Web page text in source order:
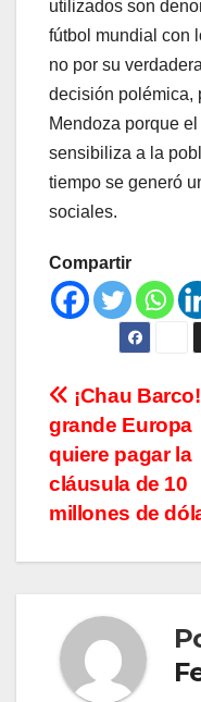
utilizados son
fútbol mundial con
no por su
decisión polémica,
Mendoza porque
sensibiliza a la
tiempo se generó
sociales.
Compartir
de
entradas
¡Chau
grande Europa
quiere pagar la
cláusula de 10
millones de